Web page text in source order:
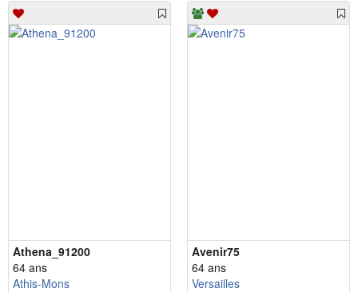
Athena_91200
64 ans
Athis-Mons
Avenir75
64 ans
Versailles